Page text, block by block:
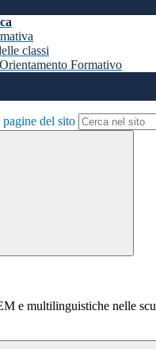
classi
Formativo
del sito
e multilinguistiche nelle